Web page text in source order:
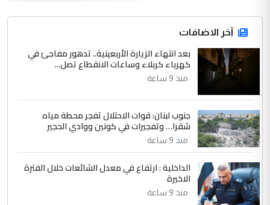
التعليق : قرار مستعجل جدا ولامصلحة فيه
للوزاره ولا للمواطن القرار الصائب يكون بعد
الاستماع للمدير ومغرفة ...
الموضوع :
وزير الصحة يعفي مدير مستشفى الكرخ
العام في بغداد
4 سردار
التعليق : واحد من عصابة علي ماما يسقط
جنسية الرافد الثالث للعراق ومن اصول عريقة
الموضوع :
الجواهري يرد على صدام حسين سل
مضجعيك يابن الزنا (نص كامل)
آخر الاضافات
بعد انتهاء الزيارة الأربعينية.. تدهور مفاجئ في
كهرباء كربلاء وساعات الانقطاع تصل...
منذ 9 ساعة
جنوب لبنان: قوات الاحتلال تفجر محطة مياه
شقرا… وتفجيرات في كونين ووادي الحجير
منذ 9 ساعة
الداخلية : ارتفاع في معدل الشائعات خلال الفترة
الاخيرة
منذ 9 ساعة